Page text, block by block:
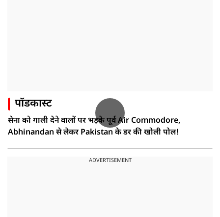
पॉडकास्ट
सेना को गाली देने वालों पर भड़के पूर्व Air Commodore,
Abhinandan से लेकर Pakistan के डर की खोली पोल!
ADVERTISEMENT